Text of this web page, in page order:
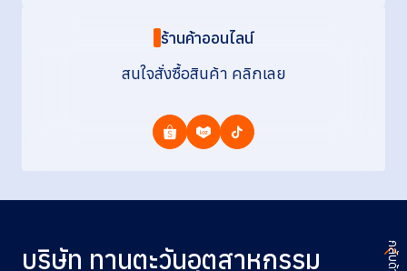
ร้านค้าออนไลน์
สนใจสั่งซื้อสินค้า คลิกเลย
บริษัท ทานตะวันอุตสาหกรรม